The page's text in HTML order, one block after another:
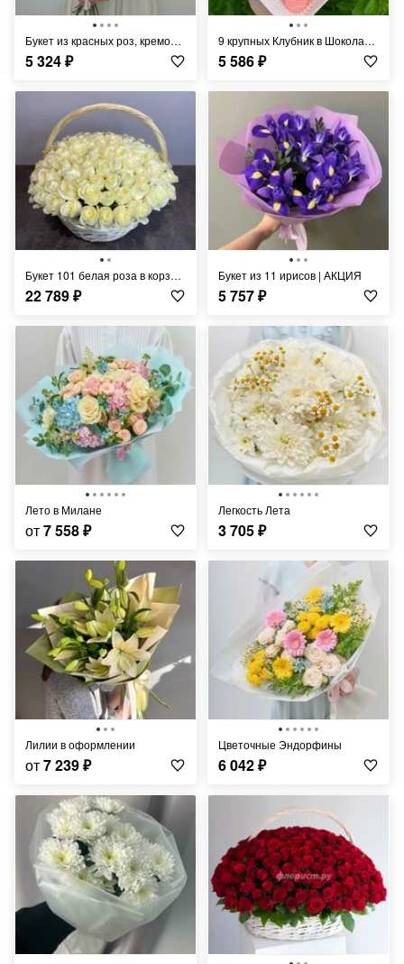
Букет из красных роз, кремовых гвоздик и розовой эустомы
5 324₽
9 крупных Клубник в Шоколаде Happy Birthday
5 586₽
Букет 101 белая роза в корзине
22 789₽
Букет из 11 ирисов | АКЦИЯ
5 757₽
Лето в Милане
от7 558₽
Легкость Лета
3 705₽
Лилии в оформлении
от7 239₽
Цветочные Эндорфины
6 042₽